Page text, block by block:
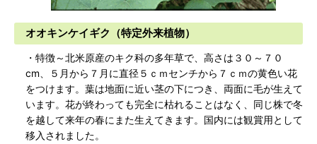
オオキンケイギク（特定外来植物）
・特徴～北米原産のキク科の多年草で、高さは３０～７０
cm、５月から７月に直径５ｃｍセンチから７ｃｍの黄色い花
をつけます。葉は地面に近い茎の下につき、両面に毛が生えて
います。花が終わっても完全に枯れることはなく、同じ株で冬
を越して来年の春にまた生えてきます。国内には観賞用として
移入されました。